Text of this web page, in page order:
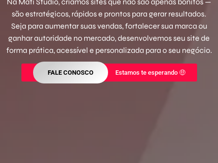
são estratégicos, rápidos e prontos para gerar resultados.
Seja para aumentar suas vendas, fortalecer sua marca ou
ganhar autoridade no mercado, desenvolvemos seu site de
forma prática, acessível e personalizada para o seu negócio.
FALE CONOSCO Estamos te esperando 🤑